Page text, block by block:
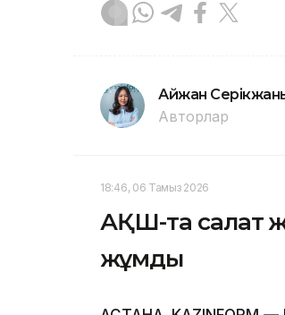
Айжан
Авторлар
18:46, 06 Тамыз 2026
АҚШ-та салат
жұмды